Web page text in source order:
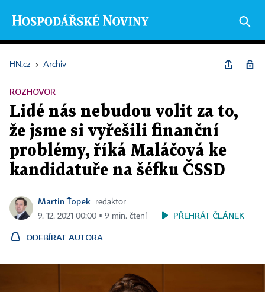
HN.cz › Archiv
ROZHOVOR
Lidé nás nebudou volit za to,
že jsme si vyřešili finanční
problémy, říká Maláčová ke
kandidatuře na šéfku ČSSD
Martin Ťopek
redaktor
9. 12. 2021 00:00 ▪ 9 min. čtení
PŘEHRÁT ČLÁNEK
ODEBÍRAT AUTORA